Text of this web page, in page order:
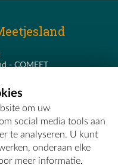
- COMEET
96
om uw
social media tools aan
te analyseren. U kunt
onderaan elke
meer informatie.